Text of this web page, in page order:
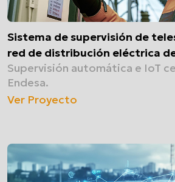
Sistema de supervisión de
red de distribución eléctrica
Supervisión automática e IoT
Endesa.
Ver Proyecto